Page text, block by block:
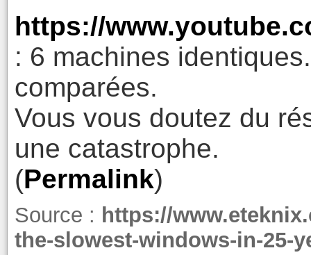
https://
: 6 machines
comparées.
Vous vous doutez du
une catastrophe.
(Permalink)
Source : https://
the-slowest-windows-in-25-